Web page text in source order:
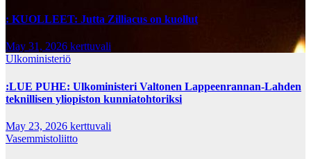
: KUOLLEET: Jutta Zilliacus on kuollut
May 31, 2026 kerttuvali
Ulkoministeriö
:LUE PUHE: Ulkoministeri Valtonen Lappeenrannan-Lahden
teknillisen yliopiston kunniatohtoriksi
May 23, 2026 kerttuvali
Vasemmistoliitto